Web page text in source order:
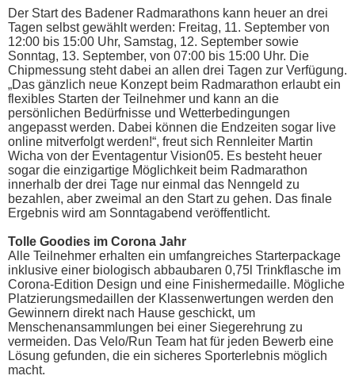
Der Start des Badener Radmarathons kann heuer an drei
Tagen selbst gewählt werden: Freitag, 11. September von
12:00 bis 15:00 Uhr, Samstag, 12. September sowie
Sonntag, 13. September, von 07:00 bis 15:00 Uhr. Die
Chipmessung steht dabei an allen drei Tagen zur Verfügung.
„Das gänzlich neue Konzept beim Radmarathon erlaubt ein
flexibles Starten der Teilnehmer und kann an die
persönlichen Bedürfnisse und Wetterbedingungen
angepasst werden. Dabei können die Endzeiten sogar live
online mitverfolgt werden!“, freut sich Rennleiter Martin
Wicha von der Eventagentur Vision05. Es besteht heuer
sogar die einzigartige Möglichkeit beim Radmarathon
innerhalb der drei Tage nur einmal das Nenngeld zu
bezahlen, aber zweimal an den Start zu gehen. Das finale
Ergebnis wird am Sonntagabend veröffentlicht.
Tolle Goodies im Corona Jahr
Alle Teilnehmer erhalten ein umfangreiches Starterpackage
inklusive einer biologisch abbaubaren 0,75l Trinkflasche im
Corona-Edition Design und eine Finishermedaille. Mögliche
Platzierungsmedaillen der Klassenwertungen werden den
Gewinnern direkt nach Hause geschickt, um
Menschenansammlungen bei einer Siegerehrung zu
vermeiden. Das Velo/Run Team hat für jeden Bewerb eine
Lösung gefunden, die ein sicheres Sporterlebnis möglich
macht.